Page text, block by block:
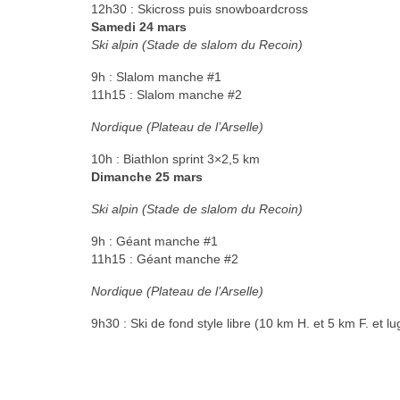
12h30 : Skicross puis snowboardcross
Samedi 24 mars
Ski alpin (Stade de slalom du Recoin)
9h : Slalom manche #1
11h15 : Slalom manche #2
Nordique (Plateau de l’Arselle)
10h : Biathlon sprint 3×2,5 km
Dimanche 25 mars
Ski alpin (Stade de slalom du Recoin)
9h : Géant manche #1
11h15 : Géant manche #2
Nordique (Plateau de l’Arselle)
9h30 : Ski de fond style libre (10 km H. et 5 km F. et